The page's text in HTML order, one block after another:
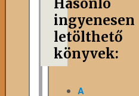
Hasonló
ingyenesen
letölthető
könyvek:
A